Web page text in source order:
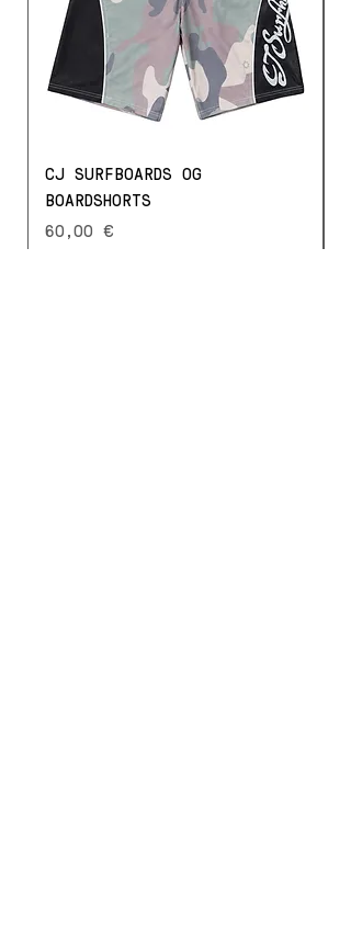
CJ SURFBOARDS OG
BOARDSHORTS
Prezzo
60,00 €